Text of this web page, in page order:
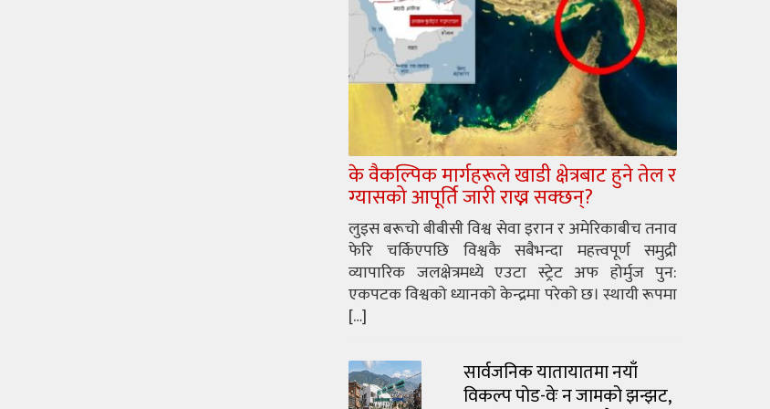
के वैकल्पिक मार्गहरूले खाडी क्षेत्रबाट हुने तेल र
ग्यासको आपूर्ति जारी राख्न सक्छन्?
लुइस बरूचो बीबीसी विश्व सेवा इरान र अमेरिकाबीच तनाव
फेरि चर्किएपछि विश्वकै सबैभन्दा महत्त्वपूर्ण समुद्री
व्यापारिक जलक्षेत्रमध्ये एउटा स्ट्रेट अफ होर्मुज पुन:
एकपटक विश्वको ध्यानको केन्द्रमा परेको छ। स्थायी रूपमा
[…]
सार्वजनिक यातायातमा नयाँ
विकल्प पोड-वेः न जामको झन्झट,